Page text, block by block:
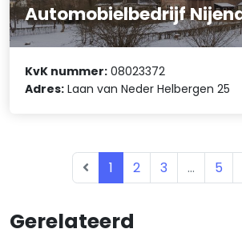
Gerelateerd
Automobielbedrijf
KvK nummer: 08023372
Adres: Laan van Neder Helbergen 25
1 2 3 ... 5